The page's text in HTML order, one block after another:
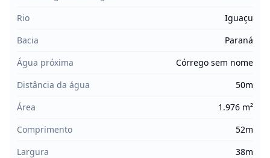
Rio
Iguaçu
Bacia
Paraná
Água próxima
Córrego sem nome
Distância da água
50m
Área
1.976 m²
Comprimento
52m
Largura
38m